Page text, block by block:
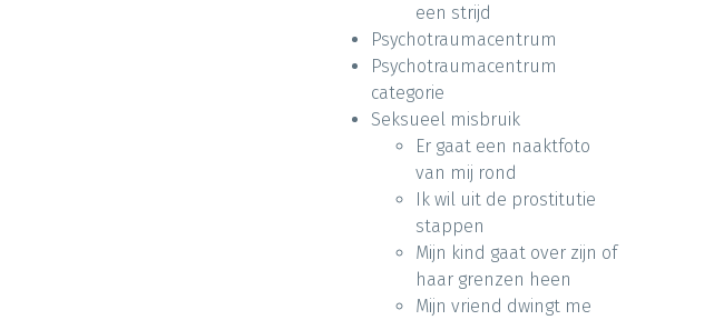
een strijd
Psychotraumacentrum
Psychotraumacentrum
categorie
Seksueel misbruik
Er gaat een naaktfoto
van mij rond
Ik wil uit de prostitutie
stappen
Mijn kind gaat over zijn of
haar grenzen heen
Mijn vriend dwingt me